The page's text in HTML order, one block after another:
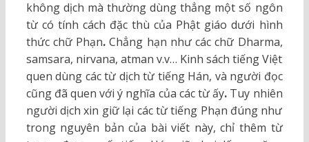
không dịch mà thường dùng thẳng một số ngôn
từ có tính cách đặc thù của Phật giáo dưới hình
thức chữ Phạn. Chẳng hạn như các chữ Dharma,
samsara, nirvana, atman v.v… Kinh sách tiếng Việt
quen dùng các từ dịch từ tiếng Hán, và người đọc
cũng đã quen với ý nghĩa của các từ ấy. Tuy nhiên
người dịch xin giữ lại các từ tiếng Phạn đúng như
trong nguyên bản của bài viết này, chỉ thêm từ